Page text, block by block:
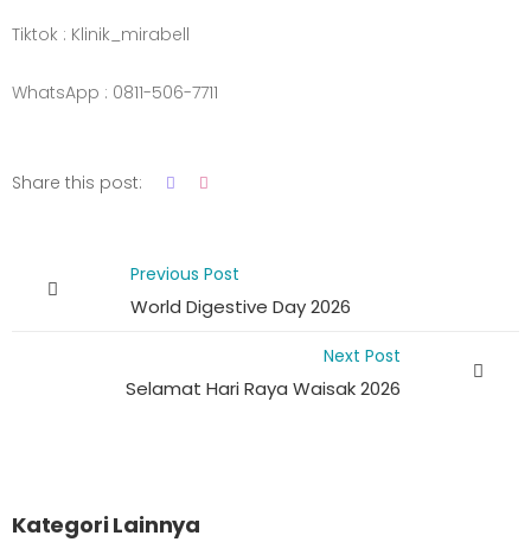
Tiktok : Klinik_mirabell
WhatsApp : 0811-506-7711
Share this post:
Previous Post
World Digestive Day 2026
Next Post
Selamat Hari Raya Waisak 2026
Kategori Lainnya